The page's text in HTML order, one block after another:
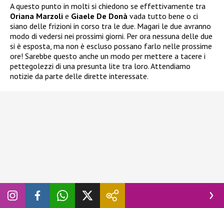
A questo punto in molti si chiedono se effettivamente tra
Oriana Marzoli e Giaele De Donà vada tutto bene o ci
siano delle frizioni in corso tra le due. Magari le due avranno
modo di vedersi nei prossimi giorni. Per ora nessuna delle due
si è esposta, ma non è escluso possano farlo nelle prossime
ore! Sarebbe questo anche un modo per mettere a tacere i
pettegolezzi di una presunta lite tra loro. Attendiamo
notizie da parte delle dirette interessate.